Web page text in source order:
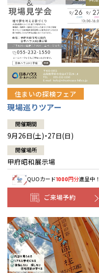
住まいの探検フェア
現場巡りツアー
開催期間
9月26日(土)・27日(日)
開催場所
甲府昭和展示場
QUOカード1000円分進呈中！
ご来場予約